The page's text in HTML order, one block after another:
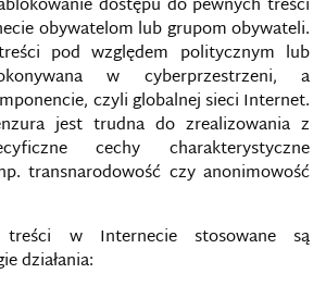
dostępu do pewnych treści
obywatelom lub grupom obywateli.
pod względem politycznym lub
w cyberprzestrzeni, a
czyli globalnej sieci Internet.
jest trudna do zrealizowania z
cechy charakterystyczne
transnarodowość czy anonimowość
treści w Internecie stosowane są
działania: